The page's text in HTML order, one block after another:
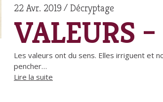
22 Avr. 2019 Décryptage
VALEURS
Les valeurs ont du sens. Elles irriguent et
pencher…
Lire la suite